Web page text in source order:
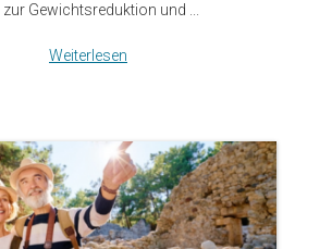
Gewichtsreduktion und ...
Weiterlesen